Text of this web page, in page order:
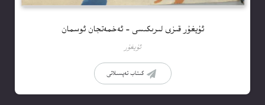
ئۇيغۇر قىزى لىرىكىسى – ئەخمەتجان ئوسمان
ئۇيغۇر
كىتاب تەپسىلاتى